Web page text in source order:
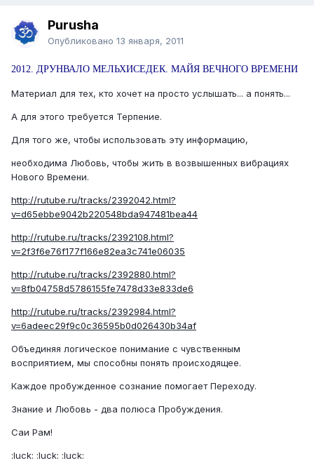
Purusha
Опубликовано 13 января, 2011
2012. ДРУНВАЛО МЕЛЬХИСЕДЕК. МАЙЯ ВЕЧНОГО ВРЕМЕНИ
Материал для тех, кто хочет на просто услышать... а понять...
А для этого требуется Терпение.
Для того же, чтобы использовать эту информацию,
необходима Любовь, чтобы жить в возвышенных вибрациях
Нового Времени.
http://rutube.ru/tracks/2392042.html?
v=d65ebbe9042b220548bda947481bea44
http://rutube.ru/tracks/2392108.html?
v=2f3f6e76f177f166e82ea3c741e06035
http://rutube.ru/tracks/2392880.html?
v=8fb04758d5786155fe7478d33e833de6
http://rutube.ru/tracks/2392984.html?
v=6adeec29f9c0c36595b0d026430b34af
Объединяя логическое понимание с чувственным
восприятием, мы способны понять происходящее.
Каждое пробужденное сознание помогает Переходу.
Знание и Любовь - два полюса Пробуждения.
Саи Рам!
:luck: :luck: :luck: